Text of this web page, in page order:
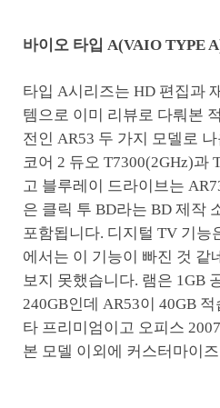
바이오 타입 A(VAIO TYPE
타입 A시리즈는 HD 편집과
템으로 이미 리뷰로 다뤄본
전인 AR53 두 가지 모델로
코어 2 듀오 T7300(2GHz)과
고 블루레이 드라이브는
은 클릭 투 BD라는 BD 제작
포함됩니다. 디지털 TV 기능
에서는 이 기능이 빠진 것 같
보지 못했습니다. 램은 1GB
240GB인데 AR53이 40GB
타 프리미엄이고 오피스
본 모델 이외에 커스터마이